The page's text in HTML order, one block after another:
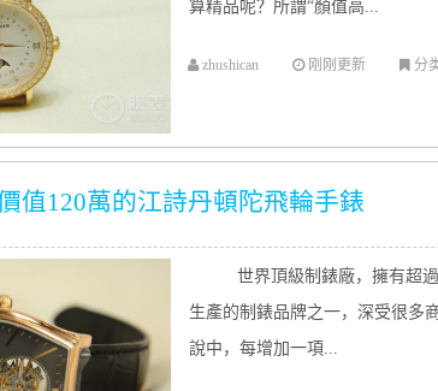
算精品呢？所謂“顏值高...
zhushican 刚刚更新 分
值120萬的江詩丹頓陀飛輪手錶
世界頂級制錶廠，擁有超
生產的制錶品牌之一，深受很多
說中，每增加一項...